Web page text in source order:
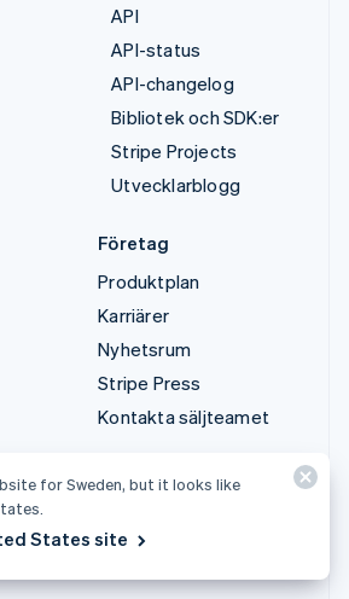
API
API-status
API-changelog
Bibliotek och SDK:er
Stripe Projects
Utvecklarblogg
som
Företag
Produktplan
Karriärer
Nyhetsrum
Stripe Press
Kontakta säljteamet
for Sweden, but it looks like
States site